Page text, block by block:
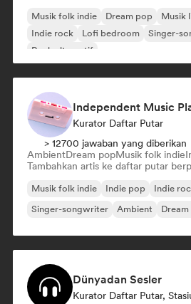
Musik folk indie Dream pop Musik
Indie rock
Lofi bedroom
Singer-
Rock alternatif
Independent Music
Kurator Daftar Putar
> 12700 jawaban yang diberikan
AmbientDream popMusik folk indie
Tambahkan artis ke daftar putar
Musik folk indie Indie pop Indie
Singer-songwriter
Ambient
Dünyadan Sesler
Kurator Daftar Putar,